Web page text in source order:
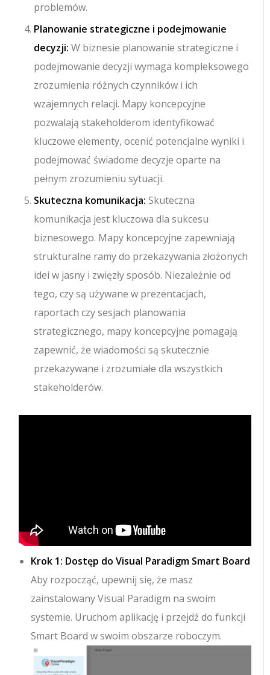
problemów.
Planowanie strategiczne i podejmowanie
decyzji: W biznesie planowanie strategiczne i
podejmowanie decyzji wymaga kompleksowego
zrozumienia różnych czynników i ich
wzajemnych relacji. Mapy koncepcyjne
pozwalają stakeholderom identyfikować
kluczowe elementy, ocenić potencjalne wyniki i
podejmować świadome decyzje oparte na
pełnym zrozumieniu sytuacji.
Skuteczna komunikacja: Skuteczna
komunikacja jest kluczowa dla sukcesu
biznesowego. Mapy koncepcyjne zapewniają
strukturalne ramy do przekazywania złożonych
idei w jasny i zwięzły sposób. Niezależnie od
tego, czy są używane w prezentacjach,
raportach czy sesjach planowania
strategicznego, mapy koncepcyjne pomagają
zapewnić, że wiadomości są skutecznie
przekazywane i zrozumiałe dla wszystkich
stakeholderów.
Krok 1: Dostęp do Visual Paradigm Smart Board
Aby rozpocząć, upewnij się, że masz
zainstalowany Visual Paradigm na swoim
systemie. Uruchom aplikację i przejdź do funkcji
Smart Board w swoim obszarze roboczym.